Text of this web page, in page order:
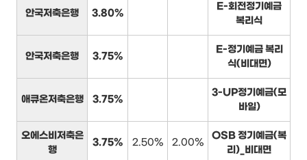
안국저축은행 3.80%
E-회전정기예금
복리식
안국저축은행 3.75%
E-정기예금 복리
식(비대면)
애큐온저축은행 3.75%
3-UP정기예금(모
바일)
오에스비저축은
행
3.75% 2.50% 2.00%
OSB 정기예금(복
리)_비대면